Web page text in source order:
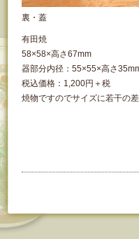
裏・蓋
有田焼
58×58×高さ67mm
器部分内径：55×55×高さ
税込価格：1,200円＋税
焼物ですのでサイズに若干の